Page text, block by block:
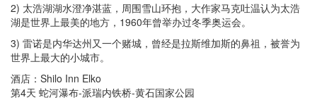
2) 太浩湖湖水澄净湛蓝，周围雪山环抱，大作家马克吐温认为太浩
湖是世界上最美的地方，1960年曾举办过冬季奥运会。
3) 雷诺是内华达州又一个赌城，曾经是拉斯维加斯的鼻祖，被誉为
世界上最大的小城市。
酒店：Shilo Inn Elko
第4天 蛇河瀑布-派瑞内铁桥-黄石国家公园